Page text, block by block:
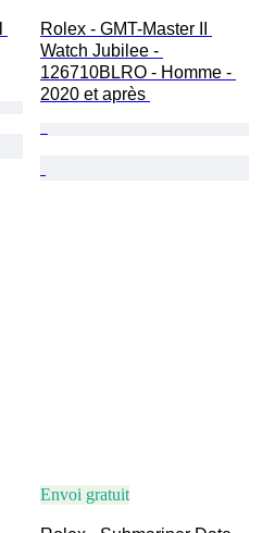
Rolex - GMT-Master II
Watch Jubilee -
126710BLRO - Homme -
2020 et après
Envoi gratuit